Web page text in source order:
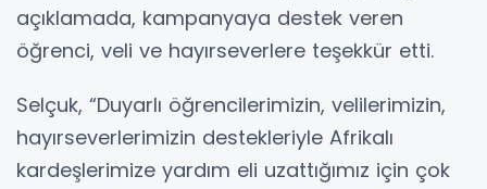
açıklamada, kampanyaya destek veren
öğrenci, veli ve hayırseverlere teşekkür etti.
Selçuk, “Duyarlı öğrencilerimizin, velilerimizin,
hayırseverlerimizin destekleriyle Afrikalı
kardeşlerimize yardım eli uzattığımız için çok